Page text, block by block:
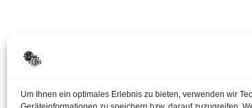
Um Ihnen ein optimales Erlebnis zu bieten, verwenden wir